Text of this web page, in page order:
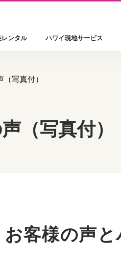
ンタル ハワイ現地サービス
写真付）
（写真付）
お客様の声